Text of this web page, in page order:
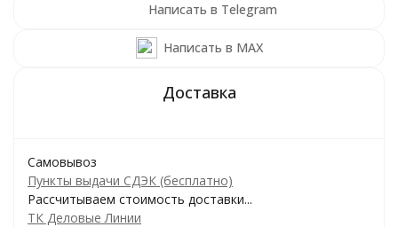
Написать в Telegram
Написать в MAX
Самовывоз
Пункты выдачи СДЭК (бесплатно)
Рассчитываем стоимость доставки...
ТК Деловые Линии